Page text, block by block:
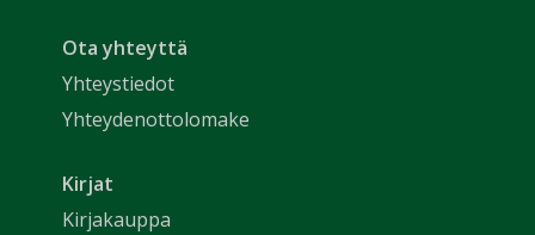
Ota yhteyttä
Yhteystiedot
Yhteydenottolomake
Kirjat
Kirjakauppa